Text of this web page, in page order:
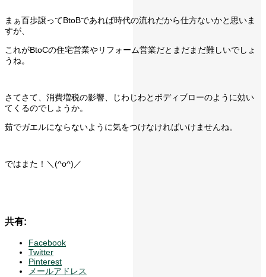
まぁ百歩譲ってBtoBであれば時代の流れだから仕方ないかと思いま
すが、
これがBtoCの住宅営業やリフォーム営業だとまだまだ難しいでしょ
うね。
さてさて、消費増税の影響、じわじわとボディブローのように効い
てくるのでしょうか。
茹でガエルにならないように気をつけなければいけませんね。
ではまた！＼(^o^)／
共有:
Facebook
Twitter
Pinterest
メールアドレス